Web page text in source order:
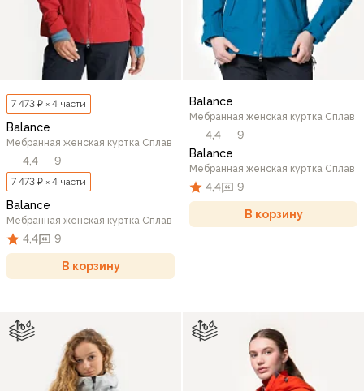
7 473 ₽ × 4 части
Balance
Мебранная женская куртка Сплав
4,4 9
7 473 ₽ × 4 части
Balance
Мебранная женская куртка Сплав
4,4 9
В корзину
Balance
Мебранная женская куртка Сплав
4,4
9
Balance
Мебранная женская куртка Сплав
4,4 9
В корзину